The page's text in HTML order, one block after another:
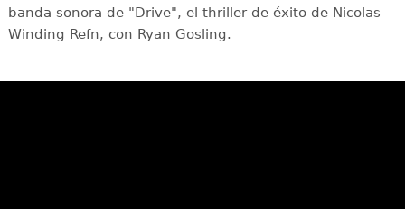
banda sonora de "Drive", el thriller de éxito de Nicolas
Winding Refn, con Ryan Gosling.